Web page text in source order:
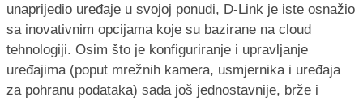
unaprijedio uređaje u svojoj ponudi, D-Link je iste osnažio
sa inovativnim opcijama koje su bazirane na cloud
tehnologiji. Osim što je konfiguriranje i upravljanje
uređajima (poput mrežnih kamera, usmjernika i uređaja
za pohranu podataka) sada još jednostavnije, brže i